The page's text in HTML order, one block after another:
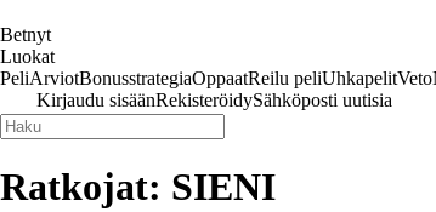
Betnyt
Luokat
PeliArviotBonusstrategiaOppaatReilu peliUhkapelitVeto
Kirjaudu sisäänRekisteröidySähköposti uutisia
Ratkojat: SIENI